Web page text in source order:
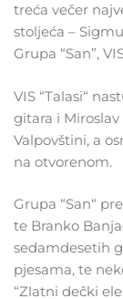
treća večer
stoljeća –
Grupa “San”,
VIS “Talasi“
gitara i
Valpovštini, a
na otvorenom.
Grupa “San“
te Branko
sedamdesetih
pjesama, te
“Zlatni dečki